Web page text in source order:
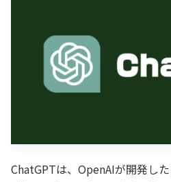
ChatGPTは、OpenAIが開発し